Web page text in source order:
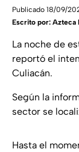
Publicado 18/09/
Escrito por: Azteca
La noche de
reportó el
Culiacán.
Según la
sector se
Hasta el